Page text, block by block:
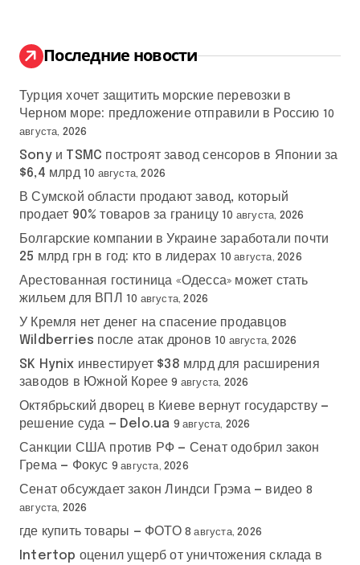
:
Последние новости
Турция хочет защитить морские перевозки в
Черном море: предложение отправили в Россию 10
августа, 2026
Sony и TSMC построят завод сенсоров в Японии за
$6,4 млрд 10 августа, 2026
В Сумской области продают завод, который
продает 90% товаров за границу 10 августа, 2026
Болгарские компании в Украине заработали почти
25 млрд грн в год: кто в лидерах 10 августа, 2026
Арестованная гостиница «Одесса» может стать
жильем для ВПЛ
10 августа, 2026
У Кремля нет денег на спасение продавцов
Wildberries после атак дронов 10 августа, 2026
SK Hynix инвестирует $38 млрд для расширения
заводов в Южной Корее 9 августа, 2026
Октябрьский дворец в Киеве вернут государству —
решение суда — Delo.ua 9 августа, 2026
Санкции США против РФ — Сенат одобрил закон
Грема — Фокус 9 августа, 2026
Сенат обсуждает закон Линдси Грэма — видео 8
августа, 2026
где купить товары — ФОТО 8 августа, 2026
Intertop оценил ущерб от уничтожения склада в